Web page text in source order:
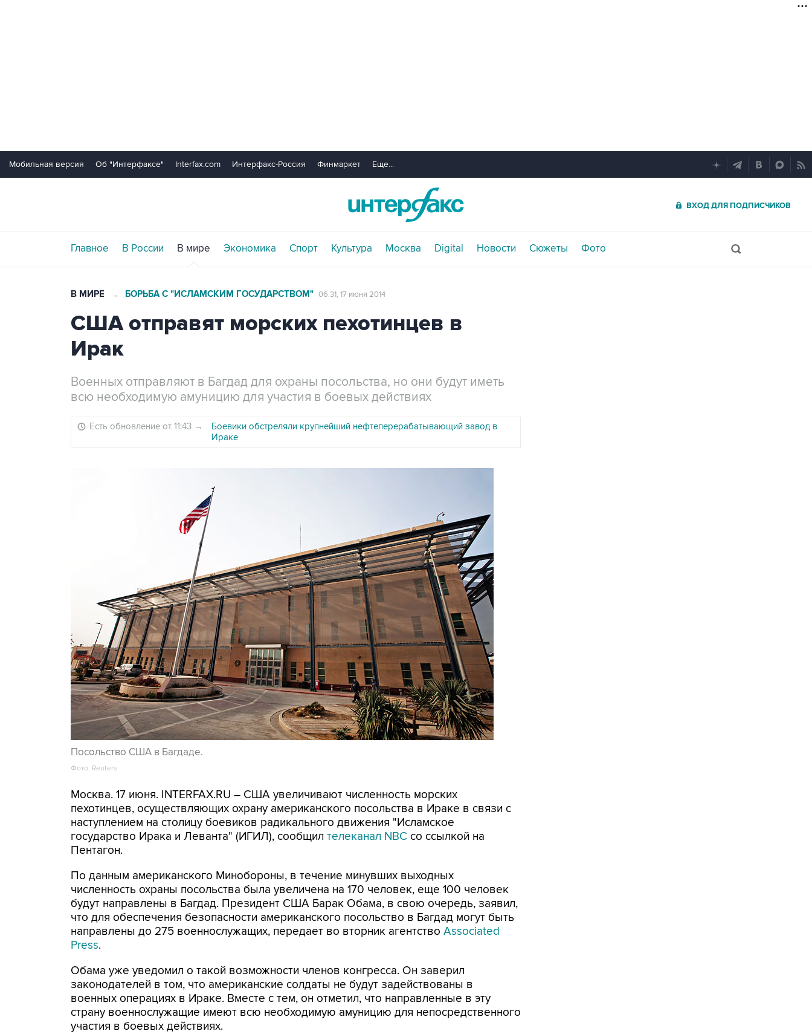
Мобильная версия Об "Интерфаксе" Interfax.com Интерфакс-Россия Финмаркет Еще...
ВХОД ДЛЯ ПОДПИСЧИКОВ
Главное В России В мире Экономика Спорт Культура Москва Digital Новости Сюжеты Фото
В МИРЕ → БОРЬБА С "ИСЛАМСКИМ ГОСУДАРСТВОМ" 06:31, 17 июня 2014
США отправят морских пехотинцев в
Ирак
Военных отправляют в Багдад для охраны посольства, но они будут иметь
всю необходимую амуницию для участия в боевых действиях
Есть обновление от 11:43 →
Боевики обстреляли крупнейший нефтеперерабатывающий завод в
Ираке
Посольство США в Багдаде.
Фото: Reuters
Москва. 17 июня. INTERFAX.RU – США увеличивают численность морских
пехотинцев, осуществляющих охрану американского посольства в Ираке в связи с
наступлением на столицу боевиков радикального движения "Исламское
государство Ирака и Леванта" (ИГИЛ), сообщил телеканал NBC со ссылкой на
Пентагон.
По данным американского Минобороны, в течение минувших выходных
численность охраны посольства была увеличена на 170 человек, еще 100 человек
будут направлены в Багдад. Президент США Барак Обама, в свою очередь, заявил,
что для обеспечения безопасности американского посольство в Багдад могут быть
направлены до 275 военнослужащих, передает во вторник агентство Associated
Press.
Обама уже уведомил о такой возможности членов конгресса. Он заверил
законодателей в том, что американские солдаты не будут задействованы в
военных операциях в Ираке. Вместе с тем, он отметил, что направленные в эту
страну военнослужащие имеют всю необходимую амуницию для непосредственного
участия в боевых действиях.